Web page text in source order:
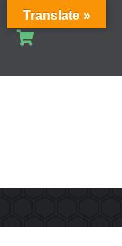
Translate »